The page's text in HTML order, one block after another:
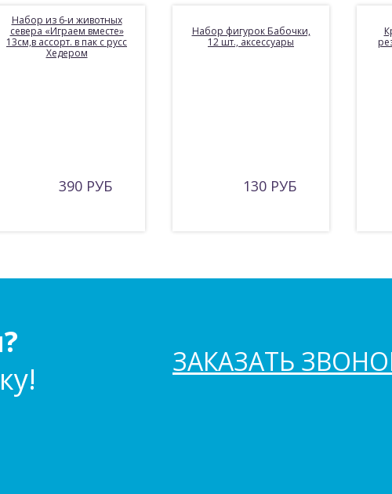
Набор из 6-и животных
севера «Играем вместе»
13см,в ассорт. в пак с русс
Хедером
390 РУБ
Набор фигурок Бабочки,
12 шт., аксессуары
130 РУБ
ЗАКАЗАТЬ